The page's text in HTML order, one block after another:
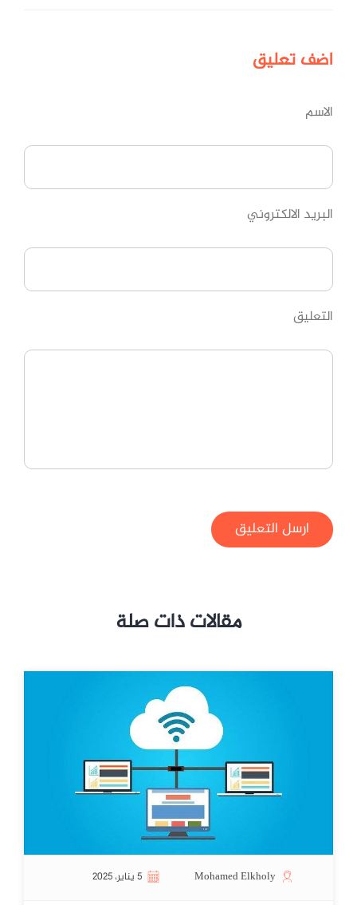
اضفتعليق
الاسم
البريد الالكتروني
التعليق
ارسل التعليق
مقالات ذات صلة
Mohamed Elkholy 5 يناير، 2025